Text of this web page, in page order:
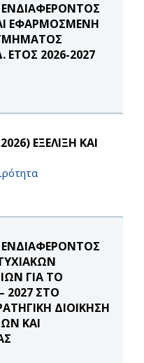
ΕΦΑΡΜΟΣΜΕΝΗ
ΕΤΟΣ 2026-2027
ΕΞΕΛΙΞΗ ΚΑΙ
ΓΙΑ ΤΟ
2027 ΣΤΟ
ΔΙΟΙΚΗΣΗ
ΚΑΙ